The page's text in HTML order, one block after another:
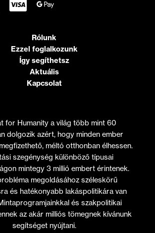
Rólunk
Ezzel foglalkozunk
Így segíthetsz
Aktuális
Kapcsolat
for Humanity a világ több mint 60
dolgozik azért, hogy minden ember
méltó otthonban élhessen.
szegénység különböző típusai
mintegy 3 millió embert érintenek.
megoldásához széleskörű
és hatékonyabb lakáspolitikára van
és szakpolitikai
az akár milliós tömegnek kívánunk
segítséget nyújtani.